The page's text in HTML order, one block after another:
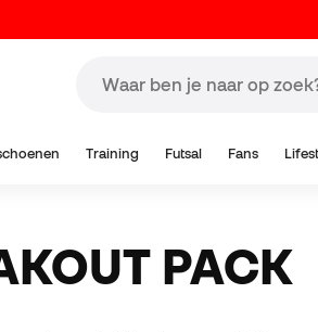
Training Futsal Fans
PACK